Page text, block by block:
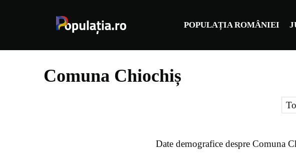
POPULAȚIA ROMÂNIEI
Comuna Chiochiș
Date demografice despre Comuna